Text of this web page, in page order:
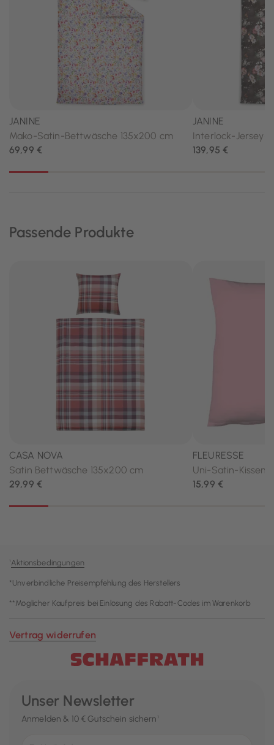
¹Aktionsbedingungen
*Unverbindliche Preisempfehlung des Herstellers
**Möglicher Kaufpreis bei Einlösung des Rabatt-Codes im Warenkorb
Vertrag widerrufen
Unser Newsletter
Anmelden & 10 € Gutschein sichern¹